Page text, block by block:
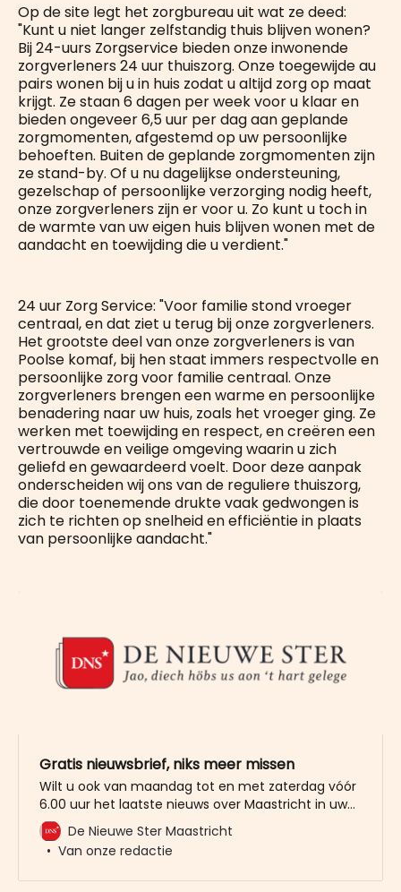
Op de site legt het zorgbureau uit wat ze deed:
"Kunt u niet langer zelfstandig thuis blijven wonen?
Bij 24-uurs Zorgservice bieden onze inwonende
zorgverleners 24 uur thuiszorg. Onze toegewijde au
pairs wonen bij u in huis zodat u altijd zorg op maat
krijgt. Ze staan 6 dagen per week voor u klaar en
bieden ongeveer 6,5 uur per dag aan geplande
zorgmomenten, afgestemd op uw persoonlijke
behoeften. Buiten de geplande zorgmomenten zijn
ze stand-by. Of u nu dagelijkse ondersteuning,
gezelschap of persoonlijke verzorging nodig heeft,
onze zorgverleners zijn er voor u. Zo kunt u toch in
de warmte van uw eigen huis blijven wonen met de
aandacht en toewijding die u verdient."
24 uur Zorg Service: "Voor familie stond vroeger
centraal, en dat ziet u terug bij onze zorgverleners.
Het grootste deel van onze zorgverleners is van
Poolse komaf, bij hen staat immers respectvolle en
persoonlijke zorg voor familie centraal. Onze
zorgverleners brengen een warme en persoonlijke
benadering naar uw huis, zoals het vroeger ging. Ze
werken met toewijding en respect, en creëren een
vertrouwde en veilige omgeving waarin u zich
geliefd en gewaardeerd voelt. Door deze aanpak
onderscheiden wij ons van de reguliere thuiszorg,
die door toenemende drukte vaak gedwongen is
zich te richten op snelheid en efficiëntie in plaats
van persoonlijke aandacht."
Gratis nieuwsbrief, niks meer missen
Wilt u ook van maandag tot en met zaterdag vóór
6.00 uur het laatste nieuws over Maastricht in uw
mailbox? Meld u dan gratis aan voor de nieuwbrief
van De Nieuwe Ster. Meer dan 20.000 trouwe lezers
gingen u al voor. Het enige wat wij van u vragen
De Nieuwe Ster Maastricht
Van onze redactie